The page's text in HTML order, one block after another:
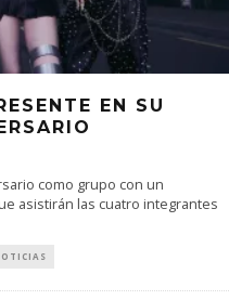
EN SU
como grupo con un
asistirán las cuatro integrantes